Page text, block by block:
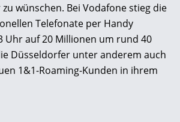
wünschen. Bei Vodafone stieg die
Telefonate per Handy
Uhr auf 20 Millionen um rund 40
Düsseldorfer unter anderem auch
1&1-Roaming-Kunden in ihrem